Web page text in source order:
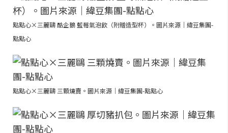
點點心×三麗鷗 酷企鵝 藍莓氣泡飲（附贈造型杯）。圖片來源｜緯豆集團-
點點心
點點心×三麗鷗 三顆燒賣。圖片來源｜緯豆集團-點點心